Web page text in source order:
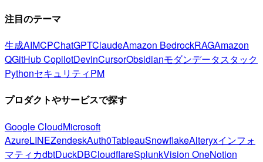
注目のテーマ
生成AIMCPChatGPTClaudeAmazon BedrockRAGAmazon
QGitHub CopilotDevinCursorObsidianモダンデータスタック
PythonセキュリティPM
プロダクトやサービスで探す
Google CloudMicrosoft
AzureLINEZendeskAuth0TableauSnowflakeAlteryxインフォ
マティカdbtDuckDBCloudflareSplunkVision OneNotion